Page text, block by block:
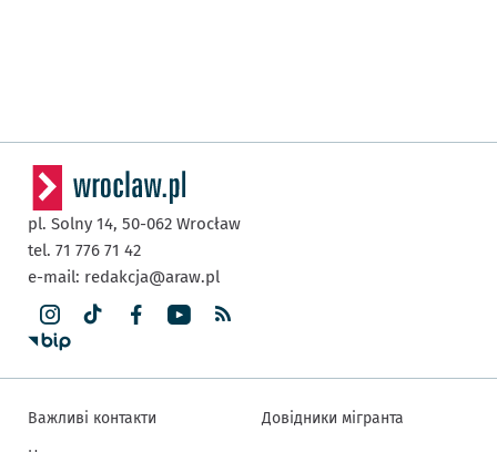
pl. Solny 14, 50-062 Wrocław
tel. 71 776 71 42
e-mail: redakcja@araw.pl
Важливі контакти
Довідники мігранта